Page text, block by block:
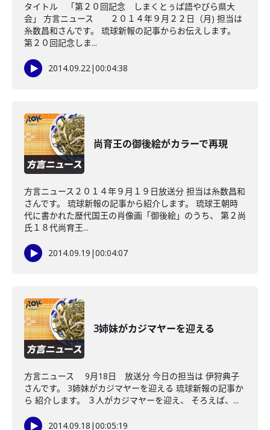
タイトル 「第２０回記念 しまくとぅば語やびら県大
会」 方言ニュース ２０１４年９月２２日（月) 担当は
糸数昌和さんです。 琉球新報の記事からお伝えします。
第２０回記念しま...
2014.09.22|00:04:38
尚育王の御後絵がカラーで再現
方言ニュース２０１４年９月１９日放送分 担当は糸数昌和
さんです。 琉球新報の記事から紹介します。 琉球王朝時
代に書かれた歴代国王の肖像画「御後絵」のうち、 第２尚
氏１８代尚育王...
2014.09.19 |00:04:07
3姉妹がカジマヤーを迎える
方言ニュース 9月18日 放送分 今日の担当は 伊狩典子
さんです。 3姉妹がカジマヤーを迎える 琉球新報の記事か
ら 紹介します。 ３人がカジマヤーを迎え、 そろえば、...
2014.09.18 |00:05:19